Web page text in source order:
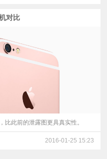
对比
此前的泄露图更具真实性。
2016-01-25 15:23